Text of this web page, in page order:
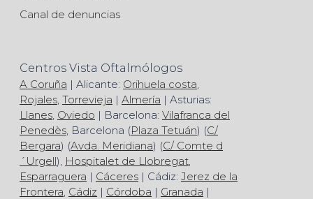
Canal de denuncias
Centros Vista Oftalmólogos
A Coruña | Alicante: Orihuela costa,
Rojales, Torrevieja | Almería | Asturias:
Llanes, Oviedo | Barcelona: Vilafranca del
Penedès, Barcelona (Plaza Tetuán) (C/
Bergara) (Avda. Meridiana) (C/ Comte d
´Urgell), Hospitalet de Llobregat,
Esparraguera | Cáceres | Cádiz: Jerez de la
Frontera, Cádiz | Córdoba | Granada |